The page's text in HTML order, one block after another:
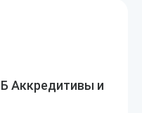
Аккредитивы и